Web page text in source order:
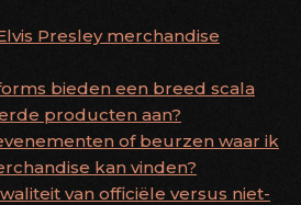
Presley merchandise
bieden een breed scala
producten aan?
of beurzen waar ik
kan vinden?
van officiële versus niet-